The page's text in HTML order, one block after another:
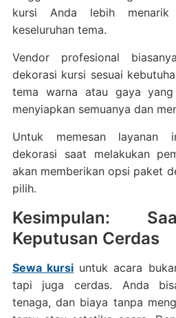
kursi Anda lebih
keseluruhan tema.
Vendor profesional
dekorasi kursi sesuai
tema warna atau gaya
menyiapkan semuanya dan
Untuk memesan layanan
dekorasi saat melakukan
akan memberikan opsi paket
pilih.
Kesimpulan:
Keputusan Cerdas
Sewa kursi untuk acara
tapi juga cerdas. Anda
tenaga, dan biaya tanpa